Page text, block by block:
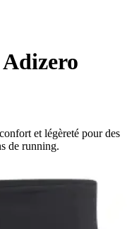
et légèreté pour des
de running.